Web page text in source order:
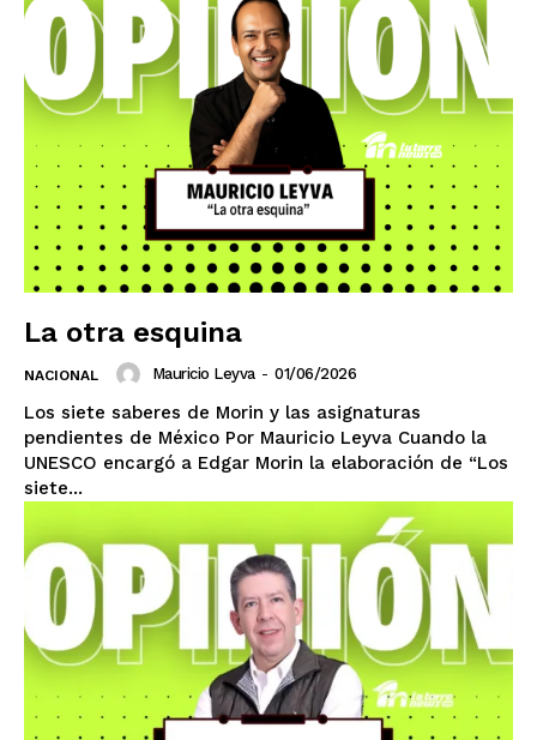
El Suplemento
Estados
Aguascalientes Baja California
Baja California Sur Campeche
Chiapas
Ciudad de México Coahuila
Colima Durango
Estado de México
Guerrero Hidalgo Jalisco
La otra esquina
NACIONAL Mauricio Leyva - 01/06/2026
Los siete saberes de Morin y las asignaturas
pendientes de México Por Mauricio Leyva Cuando la
UNESCO encargó a Edgar Morin la elaboración de “Los
siete...